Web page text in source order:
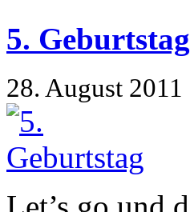
5. Geburtstag
28. August 2011